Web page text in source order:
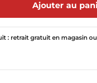
Ajouter au
: retrait gratuit en magasin